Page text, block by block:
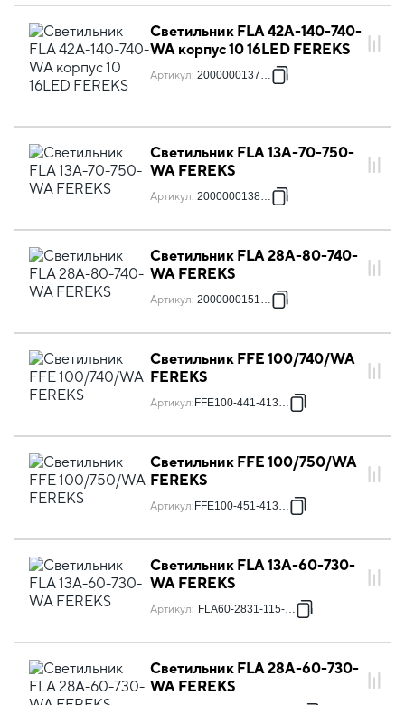
Светильник FLA 42A-140-740-
WA корпус 10 16LED FEREKS
Артикул: 2000000137216
Светильник FLA 13A-70-750-
WA FEREKS
Артикул: 2000000138848
Светильник FLA 28A-80-740-
WA FEREKS
Артикул: 2000000151779
Светильник FFE 100/740/WA
FEREKS
Артикул: FFE100-441-413-18
Светильник FFE 100/750/WA
FEREKS
Артикул: FFE100-451-413-18
Светильник FLA 13A-60-730-
WA FEREKS
Артикул: FLA60-2831-115-128
Светильник FLA 28A-60-730-
WA FEREKS